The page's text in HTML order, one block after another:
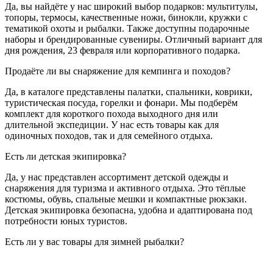
Да, вы найдёте у нас широкий выбор подарков: мультитулы,
топоры, термосы, качественные ножи, бинокли, кружки с
тематикой охоты и рыбалки. Также доступны подарочные
наборы и брендированные сувениры. Отличный вариант для
дня рождения, 23 февраля или корпоративного подарка.
Продаёте ли вы снаряжение для кемпинга и походов?
Да, в каталоге представлены палатки, спальники, коврики,
туристическая посуда, горелки и фонари. Мы подберём
комплект для короткого похода выходного дня или
длительной экспедиции. У нас есть товары как для
одиночных походов, так и для семейного отдыха.
Есть ли детская экипировка?
Да, у нас представлен ассортимент детской одежды и
снаряжения для туризма и активного отдыха. Это тёплые
костюмы, обувь, спальные мешки и компактные рюкзаки.
Детская экипировка безопасна, удобна и адаптирована под
потребности юных туристов.
Есть ли у вас товары для зимней рыбалки?